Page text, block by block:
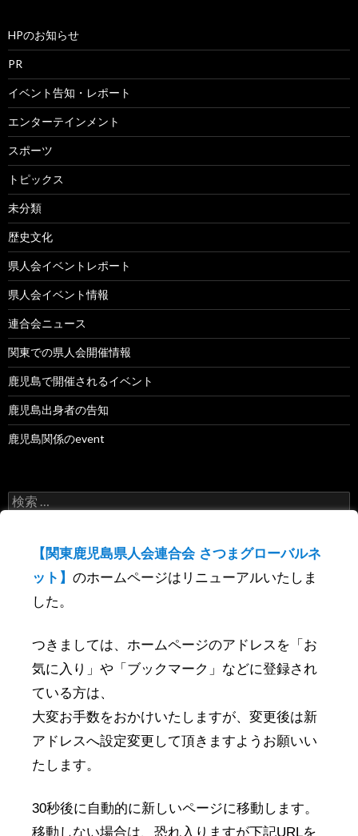
【関東鹿児島県人会連合会 さつまグローバルネ
ット】 のホームページはリニューアルいたしま
した。
つきましては、ホームページのアドレスを「お
気に入り」や「ブックマーク」などに登録され
ている方は、
大変お手数をおかけいたしますが、変更後は新
アドレスへ設定変更して頂きますようお願いい
たします。
30秒後に自動的に新しいページに移動します。
移動しない場合は、恐れ入りますが下記URLを
HPのお知らせ
PR
イベント告知・レポート
エンターテインメント
スポーツ
トピックス
未分類
歴史文化
県人会イベントレポート
県人会イベント情報
連合会ニュース
関東での県人会開催情報
鹿児島で開催されるイベント
鹿児島出身者の告知
鹿児島関係のevent
検
索
最近の投稿
2019年 単位県人会 開催（予定）
新年賀詞交歓会レポート
1月～4月鹿児島物産展等情報